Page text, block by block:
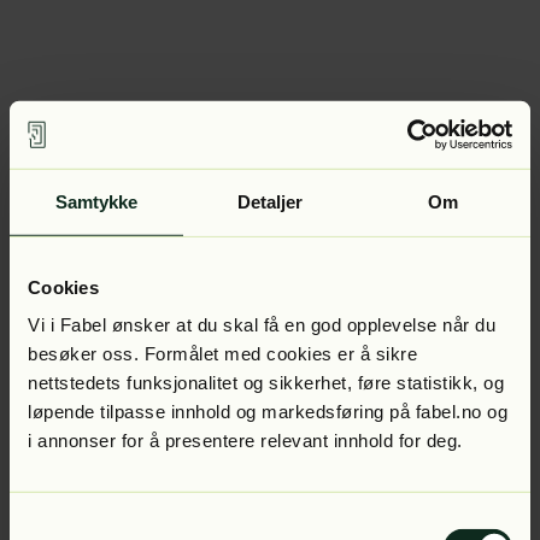
Samtykke Detaljer Om
Cookies
Vi i Fabel ønsker at du skal få en god opplevelse når du
besøker oss. Formålet med cookies er å sikre
nettstedets funksjonalitet og sikkerhet, føre statistikk, og
løpende tilpasse innhold og markedsføring på fabel.no og
i annonser for å presentere relevant innhold for deg.